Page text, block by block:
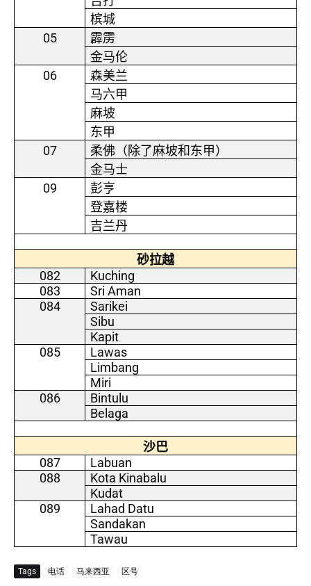
槟城
05
霹雳
金马伦
06
森美兰
马六甲
麻坡
东甲
07
柔佛（除了麻坡和东甲）
金马士
09
彭亨
登嘉楼
吉兰丹
砂拉越
082
Kuching
083
Sri Aman
084
Sarikei
Sibu
Kapit
085
Lawas
Limbang
Miri
086
Bintulu
Belaga
沙巴
087
Labuan
088
Kota Kinabalu
Kudat
089
Lahad Datu
Sandakan
Tawau
Tags 电话 马来西亚 区号